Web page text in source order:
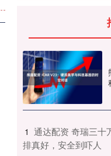
1 通达配资 奇瑞三十
排真好，安全到吓人